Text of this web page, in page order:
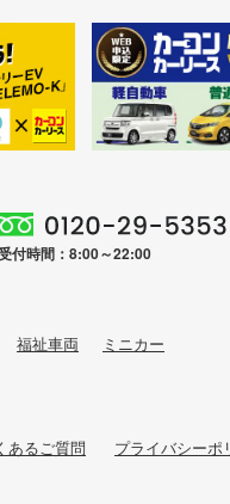
付時間：8:00～22:00
福祉車両 ミニカー
あるご質問 プライバシーポ